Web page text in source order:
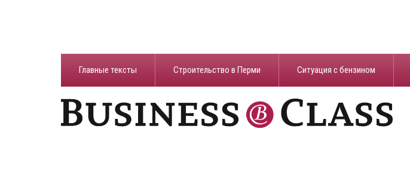
Главные тексты Строительство в Перми ​Ситуация с бензином